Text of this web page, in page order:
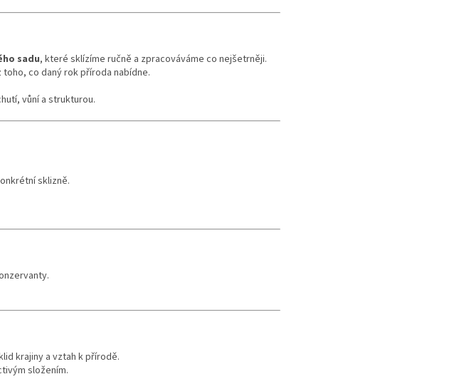
sadu, které sklízíme ručně a zpracováváme co nejšetrněji.
co daný rok příroda nabídne.
vůní a strukturou.
sklizně.
krajiny a vztah k přírodě.
složením.